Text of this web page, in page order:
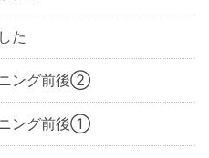
た
ニング前後②
ニング前後①